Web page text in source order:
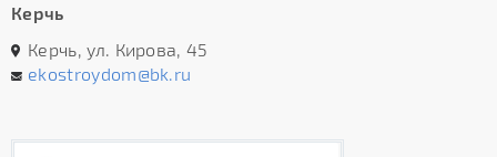
Керчь
Керчь, ул. Кирова, 45
ekostroydom@bk.ru